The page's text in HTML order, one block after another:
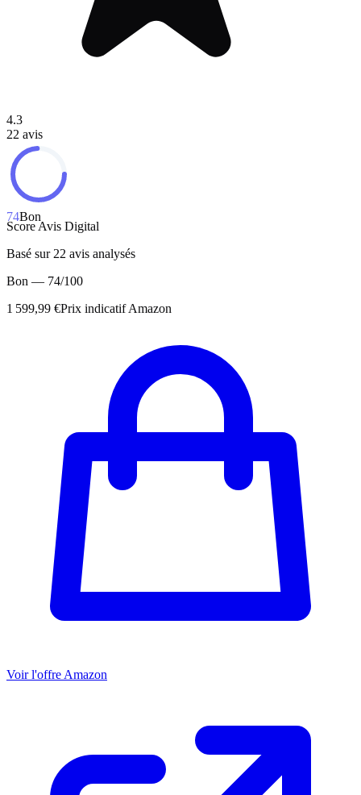
4.3
22 avis
74Bon
Score Avis Digital
Basé sur 22 avis analysés
Bon — 74/100
1 599,99 €Prix indicatif Amazon
Voir l'offre Amazon